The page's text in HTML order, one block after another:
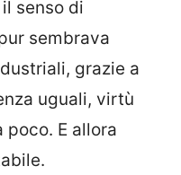
senso di
sembrava
grazie a
uguali, virtù
E allora